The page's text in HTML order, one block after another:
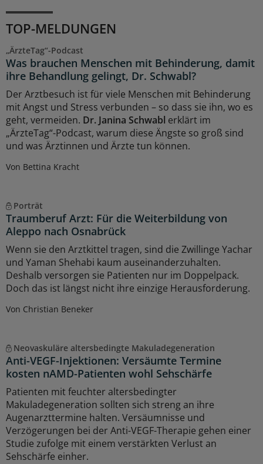
TOP-MELDUNGEN
„ÄrzteTag“-Podcast
Was brauchen Menschen mit Behinderung, damit
ihre Behandlung gelingt, Dr. Schwabl?
Der Arztbesuch ist für viele Menschen mit Behinderung
mit Angst und Stress verbunden – so dass sie ihn, wo es
geht, vermeiden. Dr. Janina Schwabl erklärt im
„ÄrzteTag“-Podcast, warum diese Ängste so groß sind
und was Ärztinnen und Ärzte tun können.
Von Bettina Kracht
Porträt
Traumberuf Arzt: Für die Weiterbildung von
Aleppo nach Osnabrück
Wenn sie den Arztkittel tragen, sind die Zwillinge Yachar
und Yaman Shehabi kaum auseinanderzuhalten.
Deshalb versorgen sie Patienten nur im Doppelpack.
Doch das ist längst nicht ihre einzige Herausforderung.
Von Christian Beneker
Neovaskuläre altersbedingte Makuladegeneration
Anti-VEGF-Injektionen: Versäumte Termine
kosten nAMD-Patienten wohl Sehschärfe
Patienten mit feuchter altersbedingter
Makuladegeneration sollten sich streng an ihre
Augenarzttermine halten. Versäumnisse und
Verzögerungen bei der Anti-VEGF-Therapie gehen einer
Studie zufolge mit einem verstärkten Verlust an
Sehschärfe einher.